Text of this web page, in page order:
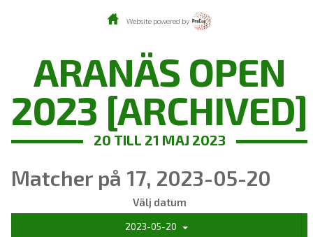
Website powered by
ARANÄS OPEN
2023 [ARCHIVED]
20 TILL 21 MAJ 2023
Matcher på 17, 2023-05-20
Välj datum
2023-05-20